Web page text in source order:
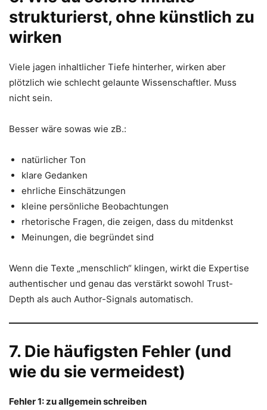
strukturierst, ohne künstlich zu
wirken
Viele jagen inhaltlicher Tiefe hinterher, wirken aber
plötzlich wie schlecht gelaunte Wissenschaftler. Muss
nicht sein.
Besser wäre sowas wie zB.:
natürlicher Ton
klare Gedanken
ehrliche Einschätzungen
kleine persönliche Beobachtungen
rhetorische Fragen, die zeigen, dass du mitdenkst
Meinungen, die begründet sind
Wenn die Texte „menschlich“ klingen, wirkt die Expertise
authentischer und genau das verstärkt sowohl Trust-
Depth als auch Author-Signals automatisch.
7. Die häufigsten Fehler (und
wie du sie vermeidest)
Fehler 1: zu allgemein schreiben